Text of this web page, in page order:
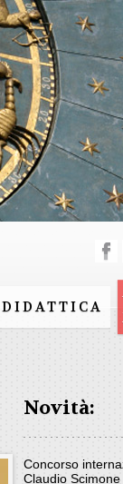
DIDATTICA
Novità:
Concorso
Claudio